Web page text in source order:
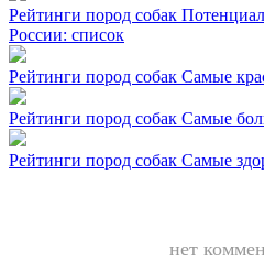
Рейтинги пород собак
России: список
Рейтинги пород собак Самые
Рейтинги пород собак Самые
Рейтинги пород собак Самые
нет